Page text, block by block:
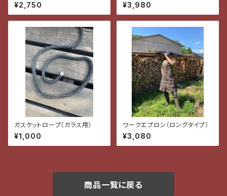
¥2,750 ¥3,980
ガスケットロープ（ガラス用）
¥1,000
ワークエプロン（ロングタイプ）
¥3,080
商品一覧に戻る